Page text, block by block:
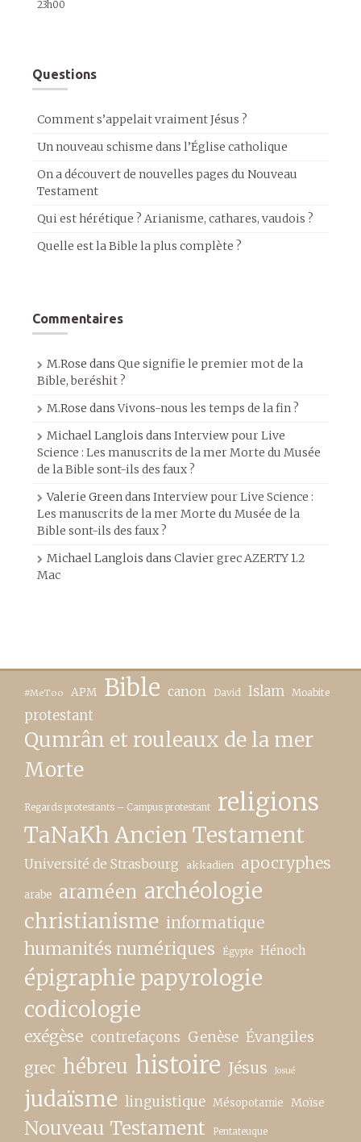
23h00
Questions
Comment s’appelait vraiment Jésus ?
Un nouveau schisme dans l’Église catholique
On a découvert de nouvelles pages du Nouveau
Testament
Qui est hérétique ? Arianisme, cathares, vaudois ?
Quelle est la Bible la plus complète ?
Commentaires
M.Rose dans Que signifie le premier mot de la
Bible, beréshit ?
M.Rose dansVivons-nous les temps de la fin ?
Michael Langlois dans Interview pour Live
Science : Les manuscrits de la mer Morte du Musée
de la Bible sont-ils des faux ?
Valerie Greendans Interview pour Live Science :
Les manuscrits de la mer Morte du Musée de la
Bible sont-ils des faux ?
Michael Langlois dans Clavier grec AZERTY 1.2
Mac
#MeToo APM Bible canon David Islam Moabite
protestant
Qumrân et rouleaux de la mer
Morte
Regards protestants – Campus protestant religions
TaNaKh Ancien Testament
Université de Strasbourg akkadien apocryphes
arabe araméen archéologie
christianisme informatique
humanités numériques Égypte Hénoch
épigraphie papyrologie
codicologie
exégèse contrefaçons Genèse Évangiles
grec hébreu histoire Jésus Josué
judaïsme linguistique Mésopotamie Moïse
Nouveau Testament Pentateuque